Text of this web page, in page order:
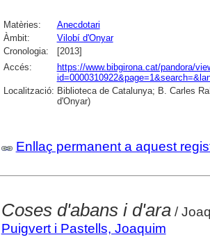
Matèries:
Anecdotari
Àmbit:
Vilobí d'Onyar
Cronologia:
[2013]
Accés:
https://www.bibgirona.cat/pandora/
Localització: Biblioteca de Catalunya; B. Carles
d'Onyar)
Enllaç permanent a aquest
Coses d'abans i d'ara/
Puigvert i Pastells, Joaquim